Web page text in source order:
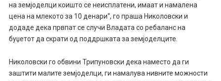
на земјоделци коишто се неисплатени, имаат и намалена
цена на млекото за 10 денари“, го праша Николовски и
додаде дека првпат се случи Владата со ребаланс на
буџетот да скрати од поддршката за земјоделците.
Николовски го обвини Трипуновски дека наместо да ги
заштити малите земјоделци, ги намалува нивните можности